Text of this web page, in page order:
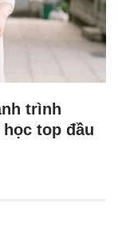
trình
top đầu